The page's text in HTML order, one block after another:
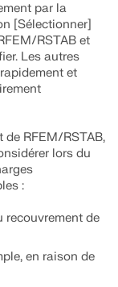
par la
[Sélectionner]
RSTAB et
Les autres
et
RFEM/RSTAB,
lors du
:
recouvrement de
en raison de